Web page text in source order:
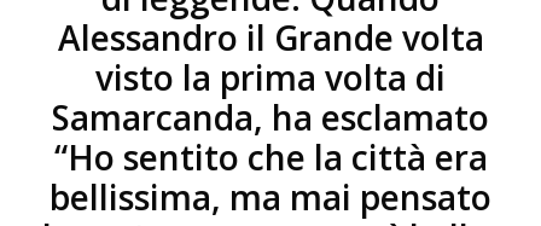
Alessandro il Grande volta
visto la prima volta di
Samarcanda, ha esclamato
“Ho sentito che la città era
bellissima, ma mai pensato